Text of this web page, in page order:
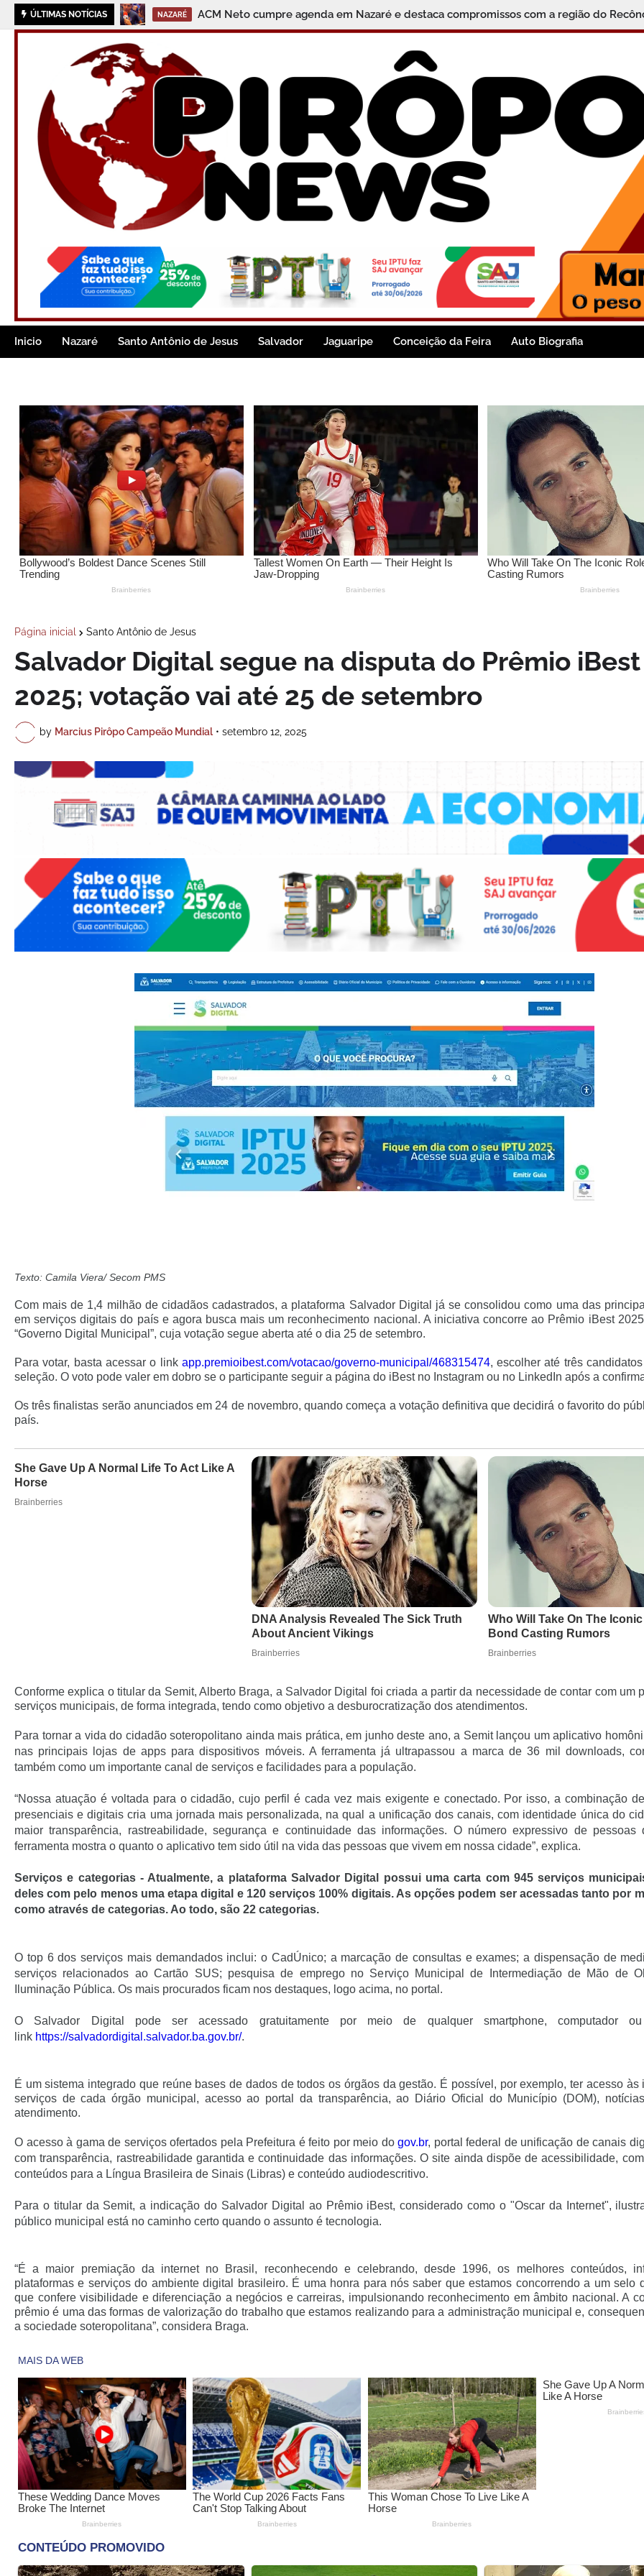
ÚLTIMAS NOTÍCIAS NAZARÉ ACM Neto cumpre agenda em Nazaré e destaca compromissos com a região do
Inicio Nazaré Santo Antônio de Jesus Salvador Jaguaripe Conceição da Feira Auto Biografia
Página inicial Santo Antônio de Jesus
Salvador Digital segue na disputa do Prêmio iBest
2025; votação vai até 25 de setembro
by Marcius Pirôpo Campeão Mundial • setembro 12, 2025
Texto: Camila Viera/ Secom PMS
Com mais de 1,4 milhão de cidadãos cadastrados, a plataforma Salvador Digital já se consolidou como uma das
em serviços digitais do país e agora busca mais um reconhecimento nacional. A iniciativa concorre ao Prêmio iBest
“Governo Digital Municipal”, cuja votação segue aberta até o dia 25 de setembro.
Para votar, basta acessar o link app.premioibest.com/votacao/governo-municipal/468315474, escolher até três
seleção. O voto pode valer em dobro se o participante seguir a página do iBest no Instagram ou no LinkedIn após a
Os três finalistas serão anunciados em 24 de novembro, quando começa a votação definitiva que decidirá o favorito do
país.
Conforme explica o titular da Semit, Alberto Braga, a Salvador Digital foi criada a partir da necessidade de contar com um
serviços municipais, de forma integrada, tendo como objetivo a desburocratização dos atendimentos.
Para tornar a vida do cidadão soteropolitano ainda mais prática, em junho deste ano, a Semit lançou um aplicativo
nas principais lojas de apps para dispositivos móveis. A ferramenta já ultrapassou a marca de 36 mil downloads,
também como um importante canal de serviços e facilidades para a população.
“Nossa atuação é voltada para o cidadão, cujo perfil é cada vez mais exigente e conectado. Por isso, a combinação
presenciais e digitais cria uma jornada mais personalizada, na qual a unificação dos canais, com identidade única do
maior transparência, rastreabilidade, segurança e continuidade das informações. O número expressivo de
ferramenta mostra o quanto o aplicativo tem sido útil na vida das pessoas que vivem em nossa cidade”, explica.
Serviços e categorias- Atualmente, a plataforma Salvador Digital possui uma carta com 945 serviços
deles com pelo menos uma etapa digital e 120 serviços 100% digitais. As opções podem ser acessadas tanto por
como através de categorias. Ao todo, são 22 categorias.
O top 6 dos serviços mais demandados inclui: o CadÚnico; a marcação de consultas e exames; a dispensação de
serviços relacionados ao Cartão SUS; pesquisa de emprego no Serviço Municipal de Intermediação de Mão de
Iluminação Pública. Os mais procurados ficam nos destaques, logo acima, no portal.
O Salvador Digital pode ser acessado gratuitamente por meio de qualquer smartphone, computador
link https://salvadordigital.salvador.ba.gov.br/.
É um sistema integrado que reúne bases de dados de todos os órgãos da gestão. É possível, por exemplo, ter acesso às
serviços de cada órgão municipal, acesso ao portal da transparência, ao Diário Oficial do Município (DOM),
atendimento.
O acesso à gama de serviços ofertados pela Prefeitura é feito por meio dogov.br, portal federal de unificação de canais
com transparência, rastreabilidade garantida e continuidade das informações. O site ainda dispõe de acessibilidade,
conteúdos para a Língua Brasileira de Sinais (Libras) e conteúdo audiodescritivo.
Para o titular da Semit, a indicação do Salvador Digital ao Prêmio iBest, considerado como o "Oscar da Internet",
público municipal está no caminho certo quando o assunto é tecnologia.
“É a maior premiação da internet no Brasil, reconhecendo e celebrando, desde 1996, os melhores conteúdos,
plataformas e serviços do ambiente digital brasileiro. É uma honra para nós saber que estamos concorrendo a um selo
que confere visibilidade e diferenciação a negócios e carreiras, impulsionando reconhecimento em âmbito nacional. A
prêmio é uma das formas de valorização do trabalho que estamos realizando para a administração municipal e,
a sociedade soteropolitana”, considera Braga.